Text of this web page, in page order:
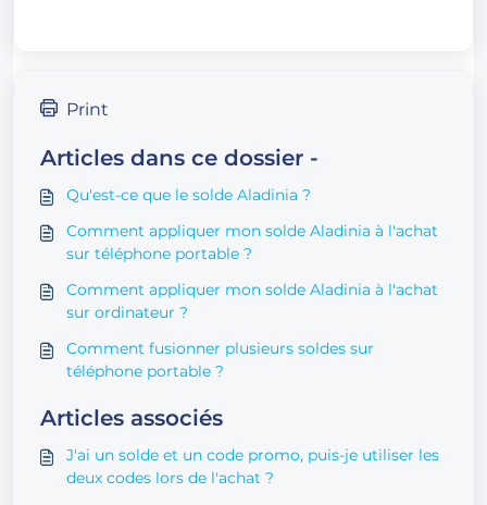
Print
Articles dans ce dossier -
Qu'est-ce que le solde Aladinia ?
Comment appliquer mon solde Aladinia à l'achat
sur téléphone portable ?
Comment appliquer mon solde Aladinia à l'achat
sur ordinateur ?
Comment fusionner plusieurs soldes sur
téléphone portable ?
Articles associés
J'ai un solde et un code promo, puis-je utiliser les
deux codes lors de l'achat ?